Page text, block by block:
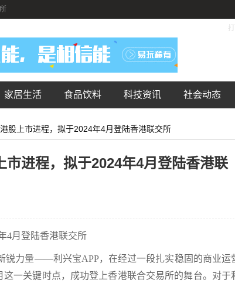
家居生活 食品饮料 科技资讯 社会动态
股上市进程，拟于2024年4月登陆香港联交所
进程，拟于2024年4月登陆香港联
4月登陆香港联交所
锐力量——利兴宝APP，在经过一段扎实稳固的商业运
一关键时点，成功登上香港联合交易所的舞台。对于